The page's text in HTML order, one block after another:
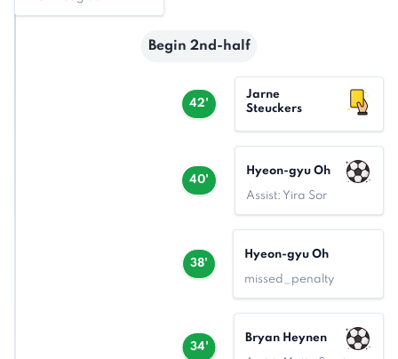
Begin 2nd-half
42'
Jarne
Steuckers
40'
Hyeon-gyu Oh
Assist: Yira Sor
38'
Hyeon-gyu Oh
missed_penalty
34'
Bryan Heynen